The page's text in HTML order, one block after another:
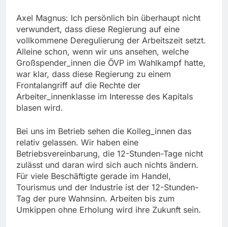
Axel Magnus: Ich persönlich bin überhaupt nicht
verwundert, dass diese Regierung auf eine
vollkommene Deregulierung der Arbeitszeit setzt.
Alleine schon, wenn wir uns ansehen, welche
Großspender_innen die ÖVP im Wahlkampf hatte,
war klar, dass diese Regierung zu einem
Frontalangriff auf die Rechte der
Arbeiter_innenklasse im Interesse des Kapitals
blasen wird.
Bei uns im Betrieb sehen die Kolleg_innen das
relativ gelassen. Wir haben eine
Betriebsvereinbarung, die 12-Stunden-Tage nicht
zulässt und daran wird sich auch nichts ändern.
Für viele Beschäftigte gerade im Handel,
Tourismus und der Industrie ist der 12-Stunden-
Tag der pure Wahnsinn. Arbeiten bis zum
Umkippen ohne Erholung wird ihre Zukunft sein.